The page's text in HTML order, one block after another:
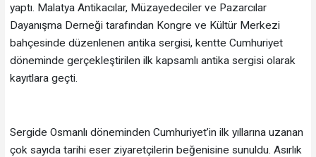
yaptı. Malatya Antikacılar, Müzayedeciler ve Pazarcılar
Dayanışma Derneği tarafından Kongre ve Kültür Merkezi
bahçesinde düzenlenen antika sergisi, kentte Cumhuriyet
döneminde gerçekleştirilen ilk kapsamlı antika sergisi olarak
kayıtlara geçti.
Sergide Osmanlı döneminden Cumhuriyet’in ilk yıllarına uzanan
çok sayıda tarihi eser ziyaretçilerin beğenisine sunuldu. Asırlık